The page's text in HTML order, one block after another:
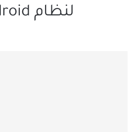
لنظام Android